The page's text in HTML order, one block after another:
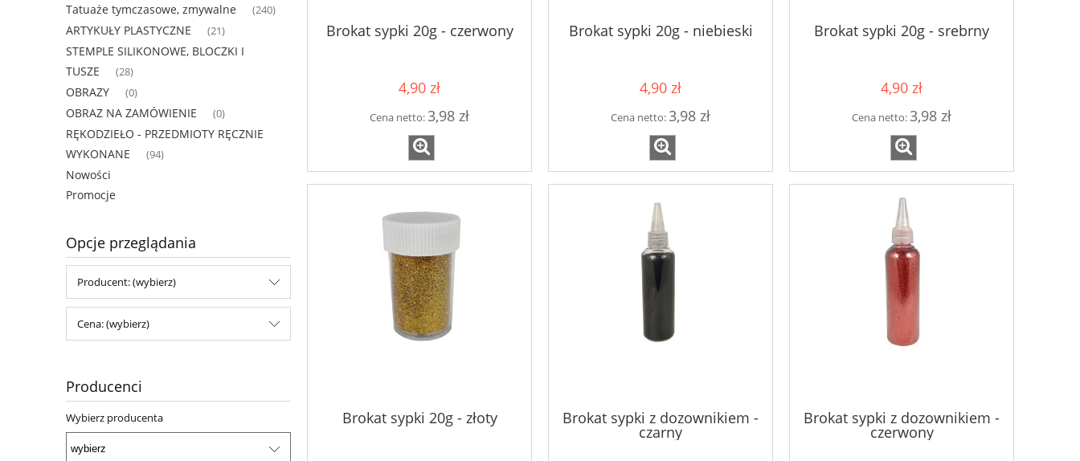
Tatuaże tymczasowe, zmywalne (240)
ARTYKUŁY PLASTYCZNE (21)
STEMPLE SILIKONOWE, BLOCZKI I
TUSZE
(28)
OBRAZY (0)
OBRAZ NA ZAMÓWIENIE (0)
RĘKODZIEŁO - PRZEDMIOTY RĘCZNIE
WYKONANE
(94)
Nowości
Promocje
Opcje przeglądania
Producent: (wybierz)
Cena: (wybierz)
Producenci
Wybierz producenta
Brokat sypki 20g - czerwony
4,90 zł
Cena netto:3,98 zł
Brokat sypki 20g - niebieski
4,90 zł
Cena netto:3,98 zł
Brokat sypki 20g - srebrny
4,90 zł
Cena netto:3,98 zł
Brokat sypki 20g - złoty Brokat sypki z dozownikiem -
czarny
Brokat sypki z dozownikiem -
czerwony